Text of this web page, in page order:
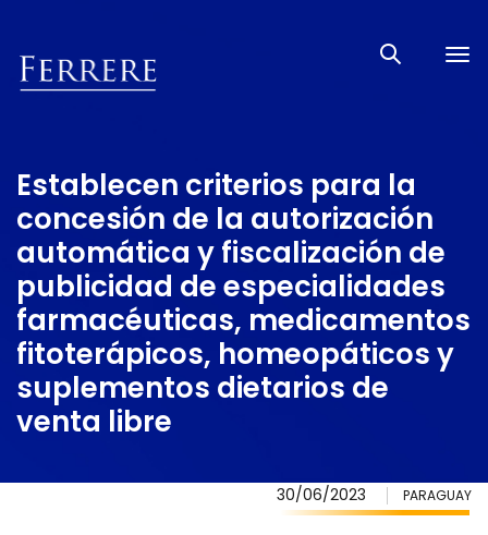
Establecen criterios para la
concesión de la autorización
automática y fiscalización de
publicidad de especialidades
farmacéuticas, medicamentos
fitoterápicos, homeopáticos y
suplementos dietarios de
venta libre
30/06/2023 PARAGUAY